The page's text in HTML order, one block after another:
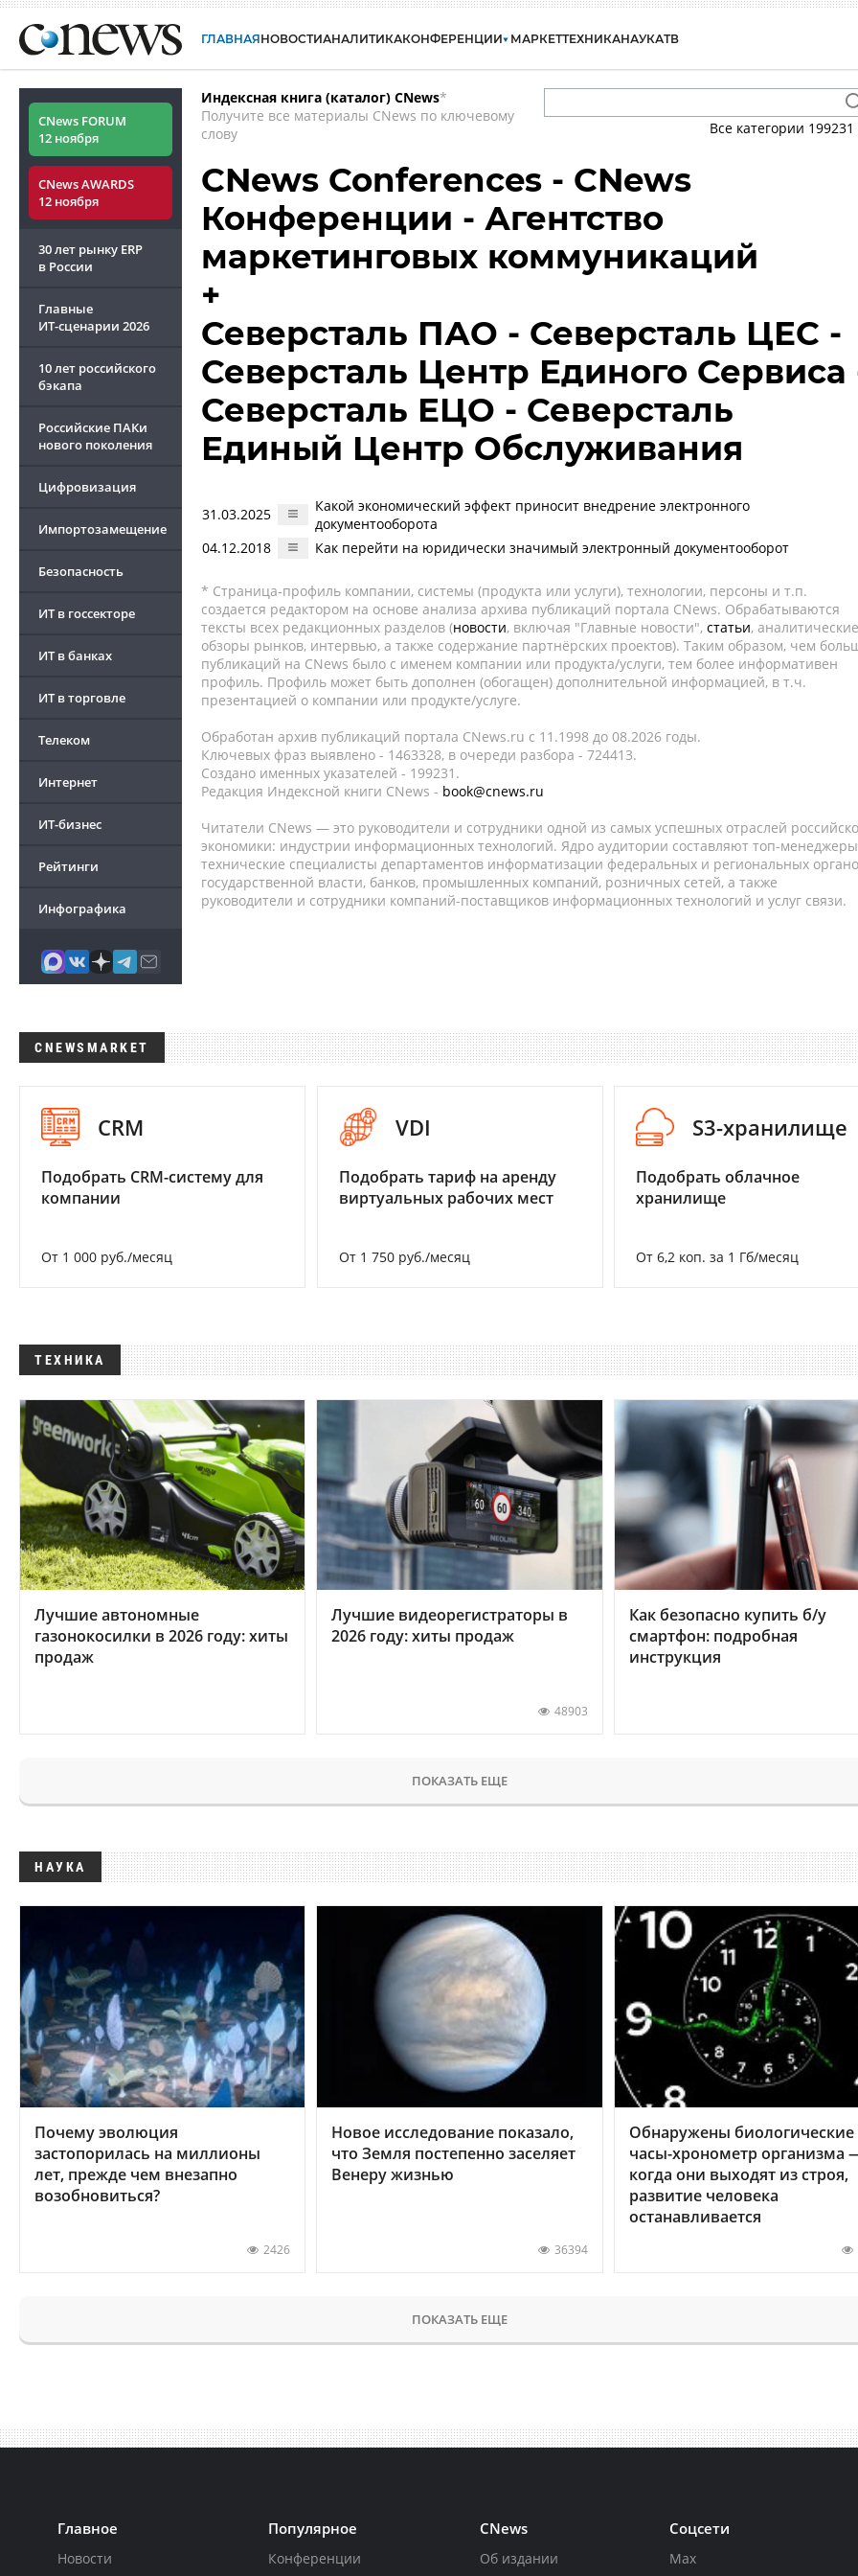
ГЛАВНАЯНОВОСТИАНАЛИТИКАКОНФЕРЕНЦИИ МАРКЕТТЕХНИКАНАУКАТВ
CNews FORUM
12 ноября
CNews AWARDS
12 ноября
30 лет рынку ERP
в России
Главные
ИТ-сценарии 2026
10 лет российского
бэкапа
Российские ПАКи
нового поколения
Цифровизация
Импортозамещение
Безопасность
ИТ в госсекторе
ИТ в банках
ИТ в торговле
Телеком
Интернет
ИТ-бизнес
Рейтинги
Инфографика
Индексная книга (каталог) CNews*
Получите все материалы CNews по ключевому
слову
Все категории 199231
CNews Conferences - CNews
Конференции - Агентство
маркетинговых коммуникаций
+
Северсталь ПАО - Северсталь ЦЕС -
Северсталь Центр Единого Сервиса
Северсталь ЕЦО - Северсталь
Единый Центр Обслуживания
31.03.2025
Какой экономический эффект приносит внедрение электронного
документооборота
04.12.2018
Как перейти на юридически значимый электронный документооборот
* Страница-профиль компании, системы (продукта или услуги), технологии, персоны и т.п.
создается редактором на основе анализа архива публикаций портала CNews. Обрабатываются
тексты всех редакционных разделов (новости, включая "Главные новости", статьи, аналитические
обзоры рынков, интервью, а также содержание партнёрских проектов). Таким образом, чем
публикаций на CNews было с именем компании или продукта/услуги, тем более информативен
профиль. Профиль может быть дополнен (обогащен) дополнительной информацией, в т.ч.
презентацией о компании или продукте/услуге.
Обработан архив публикаций портала CNews.ru c 11.1998 до 08.2026 годы.
Ключевых фраз выявлено - 1463328, в очереди разбора - 724413.
Создано именных указателей - 199231.
Редакция Индексной книги CNews - book@cnews.ru
Читатели CNews — это руководители и сотрудники одной из самых успешных отраслей
экономики: индустрии информационных технологий. Ядро аудитории составляют топ-
технические специалисты департаментов информатизации федеральных и региональных
государственной власти, банков, промышленных компаний, розничных сетей, а также
руководители и сотрудники компаний-поставщиков информационных технологий и услуг связи.
CNEWSMARKET
CRM
Подобрать CRM-систему для
компании
От 1 000 руб./месяц
VDI
Подобрать тариф на аренду
виртуальных рабочих мест
От 1 750 руб./месяц
S3-хранилище
Подобрать облачное
хранилище
От 6,2 коп. за 1 Гб/месяц
ТЕХНИКА
Лучшие автономные
газонокосилки в 2026 году: хиты
продаж
Лучшие видеорегистраторы в
2026 году: хиты продаж
48903
Как безопасно купить б/у
смартфон: подробная
инструкция
ПОКАЗАТЬ ЕЩЕ
НАУКА
Почему эволюция
застопорилась на миллионы
лет, прежде чем внезапно
возобновиться?
2426
Новое исследование показало,
что Земля постепенно заселяет
Венеру жизнью
36394
Обнаружены биологические
часы-хронометр организма
когда они выходят из строя,
развитие человека
останавливается
ПОКАЗАТЬ ЕЩЕ
Главное
Новости
Популярное
Конференции
CNews
Об издании
Соцсети
Max